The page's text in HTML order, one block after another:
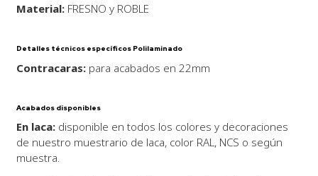
Material:FRESNO y ROBLE
Detalles técnicos específicos Polilaminado
Contracaras:para acabados en 22mm
Acabados disponibles
En laca:disponible en todos los colores y decoraciones
de nuestro muestrario de laca, color RAL, NCS o según
muestra.